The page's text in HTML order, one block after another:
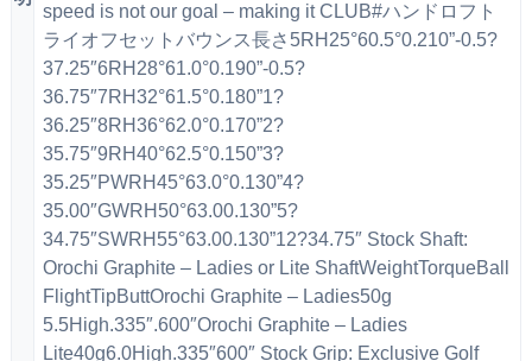
speed is not our goal – making it CLUB#ハンドロフト
ライオフセットバウンス長さ5RH25°60.5°0.210”-0.5?
37.25″6RH28°61.0°0.190”-0.5?
36.75″7RH32°61.5°0.180”1?
36.25″8RH36°62.0°0.170”2?
35.75″9RH40°62.5°0.150”3?
35.25″PWRH45°63.0°0.130”4?
35.00″GWRH50°63.00.130”5?
34.75″SWRH55°63.00.130”12?34.75″ Stock Shaft:
Orochi Graphite – Ladies or Lite ShaftWeightTorqueBall
FlightTipButtOrochi Graphite – Ladies50g
5.5High.335″.600″Orochi Graphite – Ladies
Lite40g6.0High.335″600″ Stock Grip: Exclusive Golf